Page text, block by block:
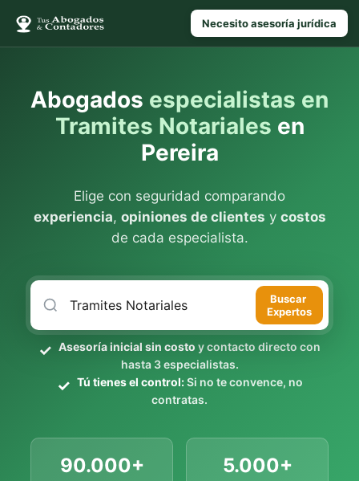
Necesito asesoría jurídica
Abogados especialistas en
Tramites Notariales en
Pereira
Elige con seguridad comparando
experiencia, opiniones de clientes y costos
de cada especialista.
Buscar
Expertos
Asesoría inicial sin costo y contacto directo con
hasta 3 especialistas.
Tú tienes el control:Si no te convence, no
contratas.
90.000+ 5.000+